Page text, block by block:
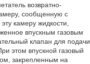
возвратно-
сообщенную с
камеру жидкости,
впускным газовым
клапан для подачи
этом впускной газовый
закрепленным на